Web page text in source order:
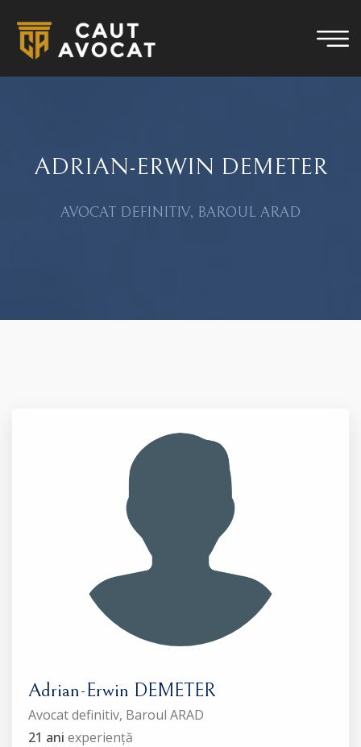
ADRIAN-ERWIN DEMETER
AVOCAT DEFINITIV, BAROUL ARAD
Adrian-Erwin DEMETER
Avocat definitiv, Baroul ARAD
21 ani experiență